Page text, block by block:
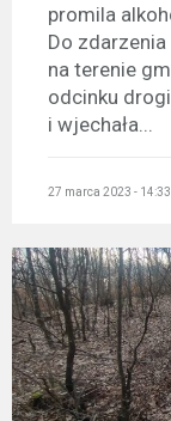
promila
Do
na terenie
odcinku
i wjechała...
27 marca 2023 - 14:33